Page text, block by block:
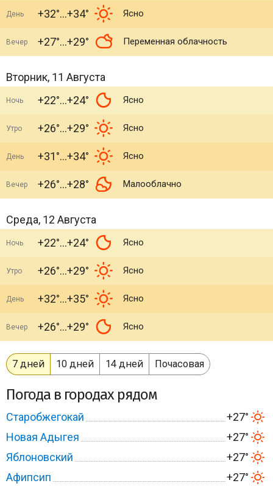
День +32° +34° Ясно
Вечер +27° +29° Переменная облачность
Вторник, 11 Августа
Ночь +22° +24° Ясно
Утро +26° +29° Ясно
День +31° +34° Ясно
Вечер +26° +28° Малооблачно
Среда, 12 Августа
Ночь +22° +24° Ясно
Утро +26° +29° Ясно
День +32° +35° Ясно
Вечер +26° +29° Ясно
7 дней 10 дней 14 дней Почасовая
Погода в городах рядом
Старобжегокай
+27°
Новая Адыгея
+27°
Яблоновский
+27°
Афипсип
+27°